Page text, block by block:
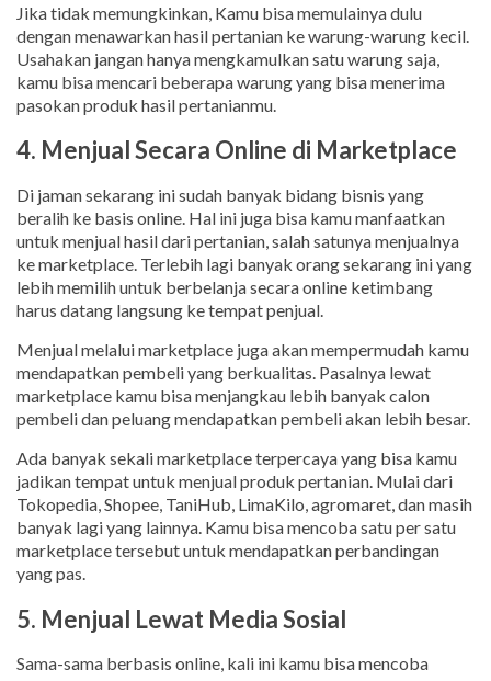
Jika tidak memungkinkan, Kamu bisa memulainya dulu
dengan menawarkan hasil pertanian ke warung-warung kecil.
Usahakan jangan hanya mengkamulkan satu warung saja,
kamu bisa mencari beberapa warung yang bisa menerima
pasokan produk hasil pertanianmu.
4. Menjual Secara Online di Marketplace
Di jaman sekarang ini sudah banyak bidang bisnis yang
beralih ke basis online. Hal ini juga bisa kamu manfaatkan
untuk menjual hasil dari pertanian, salah satunya menjualnya
ke marketplace. Terlebih lagi banyak orang sekarang ini yang
lebih memilih untuk berbelanja secara online ketimbang
harus datang langsung ke tempat penjual.
Menjual melalui marketplace juga akan mempermudah kamu
mendapatkan pembeli yang berkualitas. Pasalnya lewat
marketplace kamu bisa menjangkau lebih banyak calon
pembeli dan peluang mendapatkan pembeli akan lebih besar.
Ada banyak sekali marketplace terpercaya yang bisa kamu
jadikan tempat untuk menjual produk pertanian. Mulai dari
Tokopedia, Shopee, TaniHub, LimaKilo, agromaret, dan masih
banyak lagi yang lainnya. Kamu bisa mencoba satu per satu
marketplace tersebut untuk mendapatkan perbandingan
yang pas.
5. Menjual Lewat Media Sosial
Sama-sama berbasis online, kali ini kamu bisa mencoba